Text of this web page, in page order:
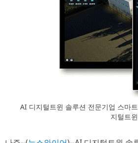
AI 디지털트윈 솔루션 전문기업 스마
지털트